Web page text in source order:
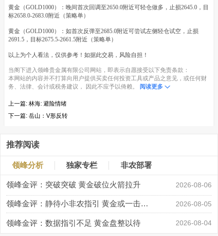
黄金（GOLD1000）：晚间首次回调至2650.0附近可轻仓做多，止损2645.0，目
标2658.0-2683.0附近（策略单）
黄金（GOLD1000）：如首次反弹至2685.0附近可尝试左侧轻仓试空，止损
2691.5，目标2675.5-2661.5附近（策略单）
以上为个人看法，仅供参考！如据此交易，风险自担！
当阁下进入领峰贵金属有限公司网站，即表示自愿接受以下免责条款：
本网站的内容并不打算向用户提供买卖任何投资工具或产品之意见，或任何财
务、法律、会计或税务建议， 因此不应予以倚赖。
阅读更多
上一篇: 林海: 避险情绪
下一篇: 岳山：V形反转
推荐阅读
领峰分析 独家专栏 非农部署
领峰金评：突破突破 黄金破位火箭拉升 2026-08-06
领峰金评：静待小非农指引 黄金或一击破局 2026-08-05
领峰金评：数据指引不足 黄金盘整以待 2026-08-04